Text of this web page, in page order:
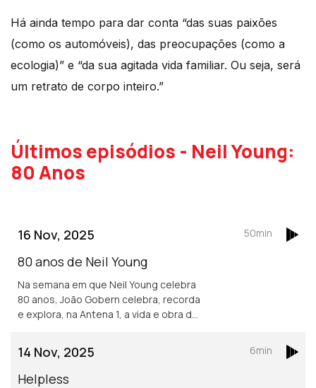
Há ainda tempo para dar conta “das suas paixões
(como os automóveis), das preocupações (como a
ecologia)” e “da sua agitada vida familiar. Ou seja, será
um retrato de corpo inteiro.”
Últimos episódios - Neil Young:
80 Anos
16 Nov, 2025
80 anos de Neil Young
Na semana em que Neil Young celebra
80 anos, João Gobern celebra, recorda
e explora, na Antena 1, a vida e obra do
50min
14 Nov, 2025
Helpless
6min